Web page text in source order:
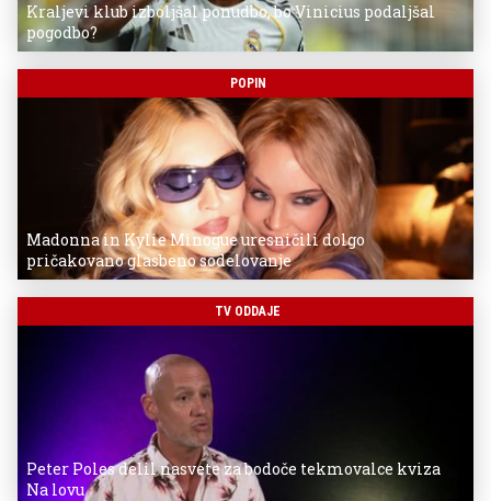
Kraljevi klub izboljšal ponudbo, bo Vinicius podaljšal
pogodbo?
POPIN
Madonna in Kylie Minogue uresničili dolgo
pričakovano glasbeno sodelovanje
TV ODDAJE
Peter Poles delil nasvete za bodoče tekmovalce kviza
Na lovu